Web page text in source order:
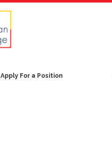
Apply For a Position